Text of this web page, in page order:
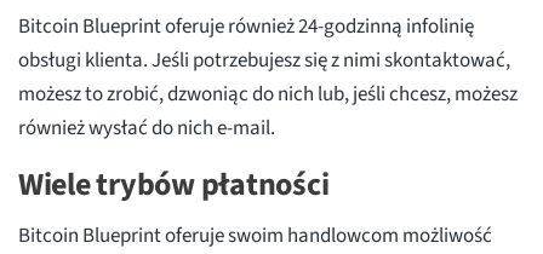
Bitcoin Blueprint oferuje również 24-godzinną infolinię
obsługi klienta. Jeśli potrzebujesz się z nimi skontaktować,
możesz to zrobić, dzwoniąc do nich lub, jeśli chcesz, możesz
również wysłać do nich e-mail.
Wiele trybów płatności
Bitcoin Blueprint oferuje swoim handlowcom możliwość